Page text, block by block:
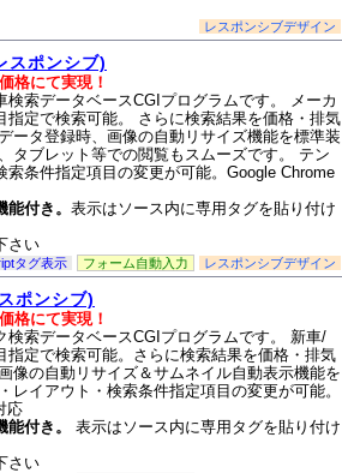
レスポンシブデザイン
スポンシブ)
格にて実現！
索データベースCGIプログラムです。 メーカ
定で検索可能。 さらに検索結果を価格・排気
ータ登録時、画像の自動リサイズ機能を標準装
タブレット等での閲覧もスムーズです。 テン
条件指定項目の変更が可能。Google Chrome
付き。 表示はソース内に専用タグを貼り付け
さい
タグ表示 フォーム自動入力 レスポンシブデザイン
ポンシブ)
格にて実現！
索データベースCGIプログラムです。 新車/
定で検索可能。さらに検索結果を価格・排気
像の自動リサイズ＆サムネイル自動表示機能を
イアウト・検索条件指定項目の変更が可能。
応
付き。
表示はソース内に専用タグを貼り付け
さい